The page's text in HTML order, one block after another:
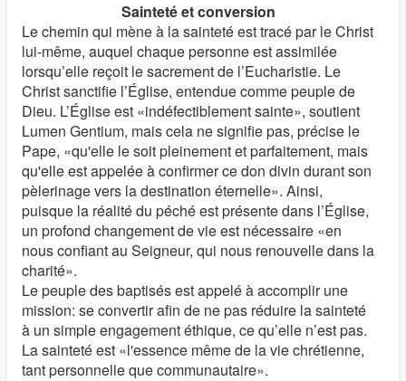
Sainteté et conversion
Le chemin qui mène à la sainteté est tracé par le Christ
lui-même, auquel chaque personne est assimilée
lorsqu’elle reçoit le sacrement de l’Eucharistie. Le
Christ sanctifie l’Église, entendue comme peuple de
Dieu. L’Église est «indéfectiblement sainte», soutient
Lumen Gentium, mais cela ne signifie pas, précise le
Pape, «qu'elle le soit pleinement et parfaitement, mais
qu'elle est appelée à confirmer ce don divin durant son
pèlerinage vers la destination éternelle». Ainsi,
puisque la réalité du péché est présente dans l’Église,
un profond changement de vie est nécessaire «en
nous confiant au Seigneur, qui nous renouvelle dans la
charité».
Le peuple des baptisés est appelé à accomplir une
mission: se convertir afin de ne pas réduire la sainteté
à un simple engagement éthique, ce qu’elle n’est pas.
La sainteté est «l'essence même de la vie chrétienne,
tant personnelle que communautaire».